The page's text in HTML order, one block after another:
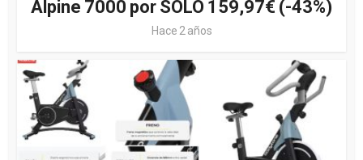
Alpine 7000 por SOLO 159,97€ (-43%)
Hace 2 años